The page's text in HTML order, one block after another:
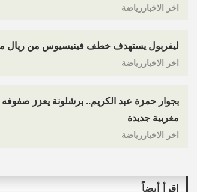
اخر الاخباررياضة
ليفربول يستهدف خطف فينيسيوس من ريال
اخر الاخباررياضة
بجوار حمزة عبد الكريم.. برشلونة يعزز صفوفه
مغربية جديدة
اخر الاخباررياضة
اقرأ أيضاً